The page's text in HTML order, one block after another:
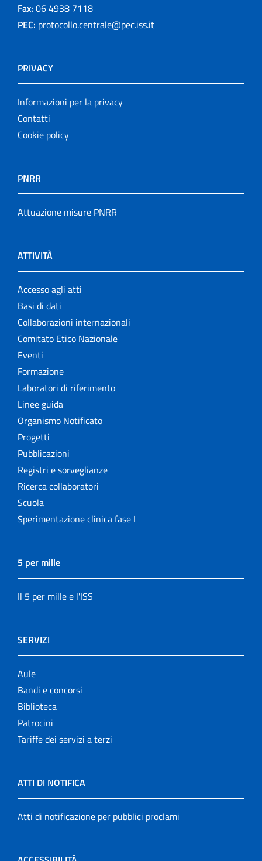
Fax: 06 4938 7118
PEC: protocollo.centrale@pec.iss.it
PRIVACY
Informazioni per la privacy
Contatti
Cookie policy
PNRR
Attuazione misure PNRR
ATTIVITÀ
Accesso agli atti
Basi di dati
Collaborazioni internazionali
Comitato Etico Nazionale
Eventi
Formazione
Laboratori di riferimento
Linee guida
Organismo Notificato
Progetti
Pubblicazioni
Registri e sorveglianze
Ricerca collaboratori
Scuola
Sperimentazione clinica fase I
5 per mille
Il 5 per mille e l'ISS
SERVIZI
Aule
Bandi e concorsi
Biblioteca
Patrocini
Tariffe dei servizi a terzi
ATTI DI NOTIFICA
Atti di notificazione per pubblici proclami